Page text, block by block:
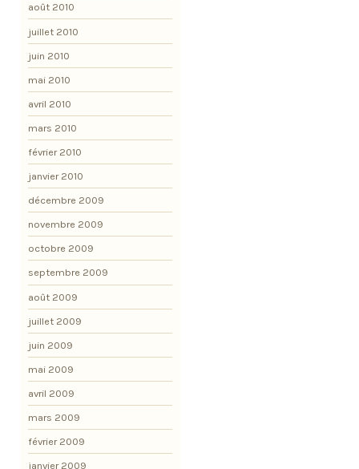
août 2010
juillet 2010
juin 2010
mai 2010
avril 2010
mars 2010
février 2010
janvier 2010
décembre 2009
novembre 2009
octobre 2009
septembre 2009
août 2009
juillet 2009
juin 2009
mai 2009
avril 2009
mars 2009
février 2009
janvier 2009